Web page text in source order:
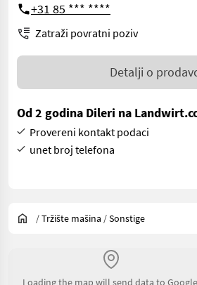
+31 85 *** ****
Zatraži povratni poziv
Detalji o
Od 2 godina Dileri na
Provereni kontakt podaci
unet broj telefona
/Tržište mašina /Sonstige
Loading the map will send data to